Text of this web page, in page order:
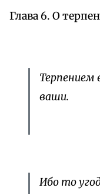
Глава 6. О
ваши.
Ибо то